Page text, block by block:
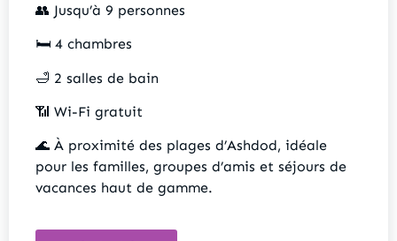
👥 Jusqu’à 9 personnes
🛏️ 4 chambres
🛁 2 salles de bain
📶 Wi-Fi gratuit
🌊 À proximité des plages d’Ashdod, idéale
pour les familles, groupes d’amis et séjours de
vacances haut de gamme.